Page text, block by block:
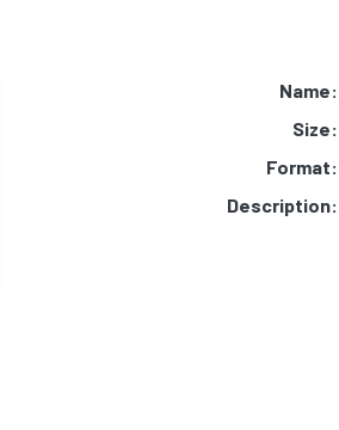
Name:
Size:
Format:
Description: